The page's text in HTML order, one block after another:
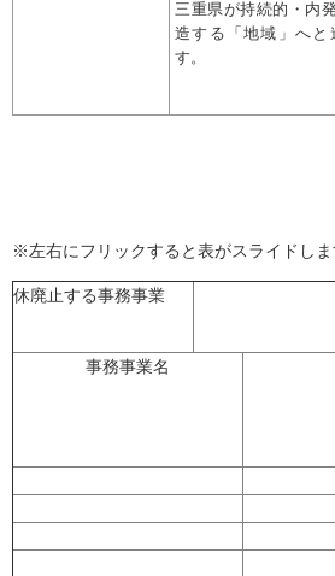
三重県が持続的・内
造する「地域」へと
す。
※左右にフリックすると表がスライドしま
休廃止する事務事業
事務事業名